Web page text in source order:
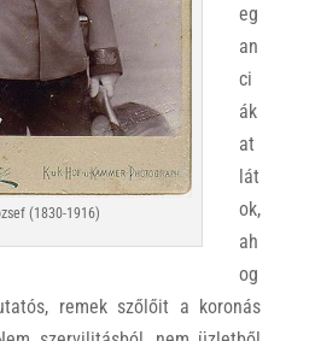
(1830-1916)
eg
an
ci
ák
at
lát
ok,
ah
og
remek szőlőit a koronás